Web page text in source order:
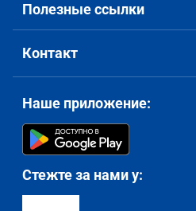
Полезные ссылки
Контакт
Наше приложение:
Стежте за нами у: